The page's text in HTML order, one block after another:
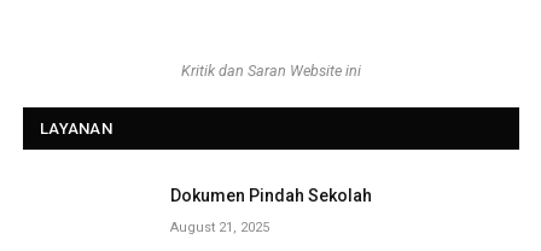
Kritik dan Saran Website ini
LAYANAN
Dokumen Pindah Sekolah
August 21, 2025